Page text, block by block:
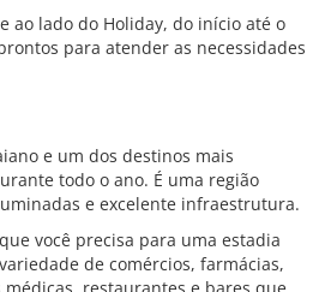
ao lado do Holiday, do início até o
para atender as necessidades
e um dos destinos mais
todo o ano. É uma região
e excelente infraestrutura.
você precisa para uma estadia
de comércios, farmácias,